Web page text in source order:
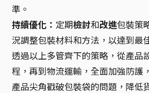
準。
持續優化： 定期檢討和改進包裝策
況調整包裝材料和方法，以達到最
透過以上多管齊下的策略，從產品
程，再到物流運輸，全面加強防護
產品尖角戳破包裝袋的問題，降低